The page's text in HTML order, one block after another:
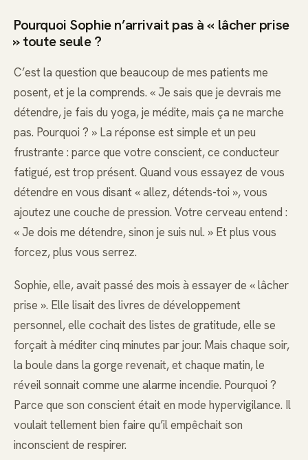
Pourquoi Sophie n’arrivait pas à « lâcher prise
» toute seule ?
C’est la question que beaucoup de mes patients me
posent, et je la comprends. « Je sais que je devrais me
détendre, je fais du yoga, je médite, mais ça ne marche
pas. Pourquoi ? » La réponse est simple et un peu
frustrante : parce que votre conscient, ce conducteur
fatigué, est trop présent. Quand vous essayez de vous
détendre en vous disant « allez, détends-toi », vous
ajoutez une couche de pression. Votre cerveau entend :
« Je dois me détendre, sinon je suis nul. » Et plus vous
forcez, plus vous serrez.
Sophie, elle, avait passé des mois à essayer de « lâcher
prise ». Elle lisait des livres de développement
personnel, elle cochait des listes de gratitude, elle se
forçait à méditer cinq minutes par jour. Mais chaque soir,
la boule dans la gorge revenait, et chaque matin, le
réveil sonnait comme une alarme incendie. Pourquoi ?
Parce que son conscient était en mode hypervigilance. Il
voulait tellement bien faire qu’il empêchait son
inconscient de respirer.